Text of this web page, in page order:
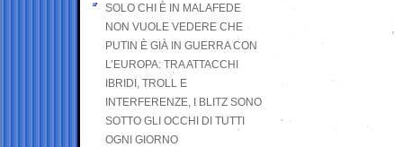
SOLO CHI È IN MALAFEDE
NON VUOLE VEDERE CHE
PUTIN È GIÀ IN GUERRA CON
L’EUROPA: TRA ATTACCHI
IBRIDI, TROLL E
INTERFERENZE, I BLITZ SONO
SOTTO GLI OCCHI DI TUTTI
OGNI GIORNO